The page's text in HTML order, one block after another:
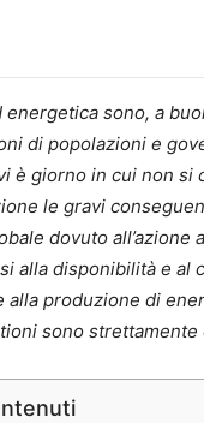
energetica sono, a
di popolazioni e
è giorno in cui non si
le gravi
dovuto all’azione
alla disponibilità e al
produzione di
sono strettamente